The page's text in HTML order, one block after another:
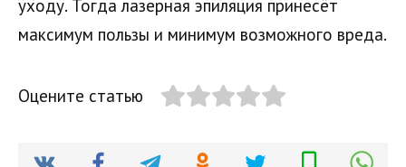
уходу. Тогда лазерная эпиляция принесёт
максимум пользы и минимум возможного вреда.
Оцените статью